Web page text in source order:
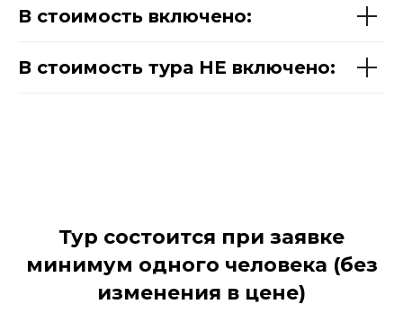
В стоимость включено:
В стоимость тура НЕ включено:
Тур состоится при заявке
минимум одного человека (без
изменения в цене)